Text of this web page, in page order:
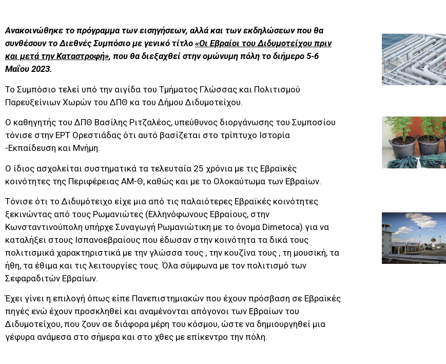
Ανακοινώθηκε το πρόγραμμα των εισηγήσεων, αλλά και των εκδηλώσεων που θα
συνθέσουν το Διεθνές Συμπόσιο με γενικό τίτλο «Οι Εβραίοι του Διδυμοτείχου πριν
και μετά την Καταστροφή», που θα διεξαχθεί στην ομώνυμη πόλη το διήμερο 5-6
Μαΐου 2023.
Το Συμπόσιο τελεί υπό την αιγίδα του Τμήματος Γλώσσας και Πολιτισμού
Παρευξείνιων Χωρών του ΔΠΘ κα του Δήμου Διδυμοτείχου.
Ο καθηγητής του ΔΠΘ Βασίλης Ριτζαλέος, υπεύθυνος διοργάνωσης του Συμποσίου
τόνισε στην ΕΡΤ Ορεστιάδας ότι αυτό βασίζεται στο τρίπτυχο Ιστορία
-Εκπαίδευση και Μνήμη.
Ο ίδιος ασχολείται συστηματικά τα τελευταία 25 χρόνια με τις Εβραϊκές
κοινότητες της Περιφέρειας ΑΜ-Θ, καθώς και με το Ολοκαύτωμα των Εβραίων.
Τόνισε ότι το Διδυμότειχο είχε μια από τις παλαιότερες Εβραϊκές κοινότητες
ξεκινώντας από τους Ρωμανιώτες (Ελληνόφωνους Εβραίους, στην
Κωνσταντινούπολη υπήρχε Συναγωγή Ρωμανιώτικη με το όνομα Dimetoca) για να
καταλήξει στους Ισπανοεβραίους που έδωσαν στην κοινότητα τα δικά τους
πολιτισμικά χαρακτηριστικά με την γλώσσα τους , την κουζίνα τους , τη μουσική, τα
ήθη, τα έθιμα και τις λειτουργίες τους. Όλα σύμφωνα με τον πολιτισμό των
Σεφαραδιτών Εβραίων.
Έχει γίνει η επιλογή όπως είπε Πανεπιστημιακών που έχουν πρόσβαση σε Εβραϊκές
πηγές ενώ έχουν προσκληθεί και αναμένονται απόγονοι των Εβραίων του
Διδυμοτείχου, που ζουν σε διάφορα μέρη του κόσμου, ώστε να δημιουργηθεί μια
γέφυρα ανάμεσα στο σήμερα και στο χθες με επίκεντρο την πόλη.